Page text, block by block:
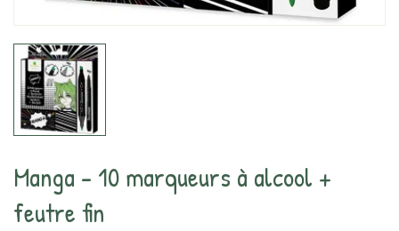
Manga - 10 marqueurs à alcool +
feutre fin